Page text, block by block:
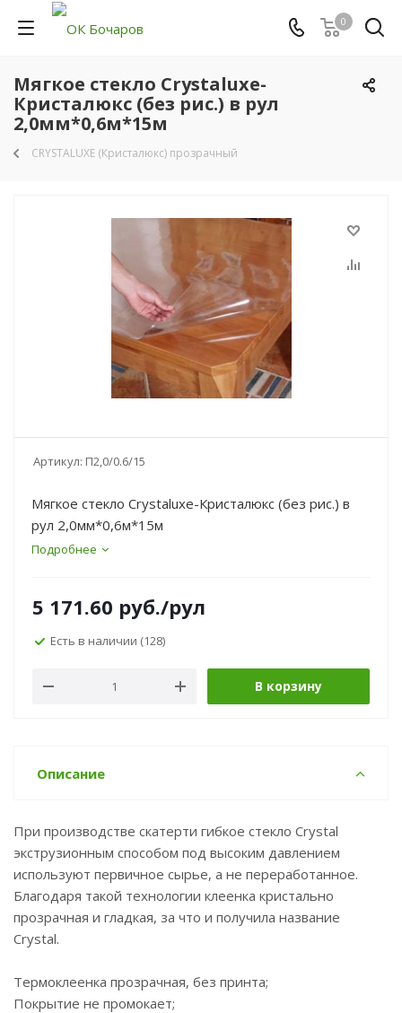
0
Мягкое стекло Crystaluxe-
Кристалюкс (без рис.) в рул
2,0мм*0,6м*15м
CRYSTALUXE (Кристалюкс) прозрачный
Артикул: П2,0/0.6/15
Мягкое стекло Crystaluxe-Кристалюкс (без рис.) в
рул 2,0мм*0,6м*15м
Подробнее
5 171.60 руб./рул
Есть в наличии (128)
В корзину
Описание
При производстве скатерти гибкое стекло Crystal
экструзионным способом под высоким давлением
используют первичное сырье, а не переработанное.
Благодаря такой технологии клеенка кристально
прозрачная и гладкая, за что и получила название
Crystal.
Термоклеенка прозрачная, без принта;
Покрытие не промокает;